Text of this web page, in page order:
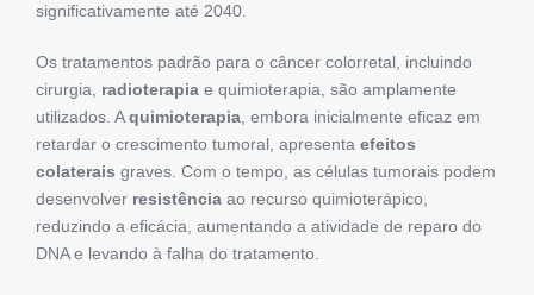
significativamente até 2040.
Os tratamentos padrão para o câncer colorretal, incluindo
cirurgia, radioterapia e quimioterapia, são amplamente
utilizados. Aquimioterapia, embora inicialmente eficaz em
retardar o crescimento tumoral, apresenta efeitos
colaterais graves. Com o tempo, as células tumorais podem
desenvolver resistência ao recurso quimioterápico,
reduzindo a eficácia, aumentando a atividade de reparo do
DNA e levando à falha do tratamento.